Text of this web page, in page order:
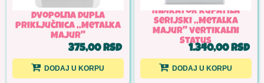
Dvopolna dupla
priključnica ,,Metalka
Majur''
375,00 RSD
DODAJ U KORPU
Indikator kupatila
serijski ,,Metalka
Majur'' vertikalni
Status
1.340,00 RSD
DODAJ U KORPU